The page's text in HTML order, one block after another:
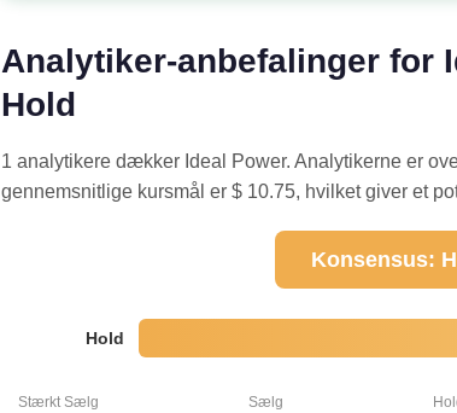
Analytiker-anbefalinger for
Hold
1 analytikere dækker Ideal Power. Analytikerne er
gennemsnitlige kursmål er $ 10.75, hvilket giver et
Konsensus:
Hold
Stærkt Sælg Sælg